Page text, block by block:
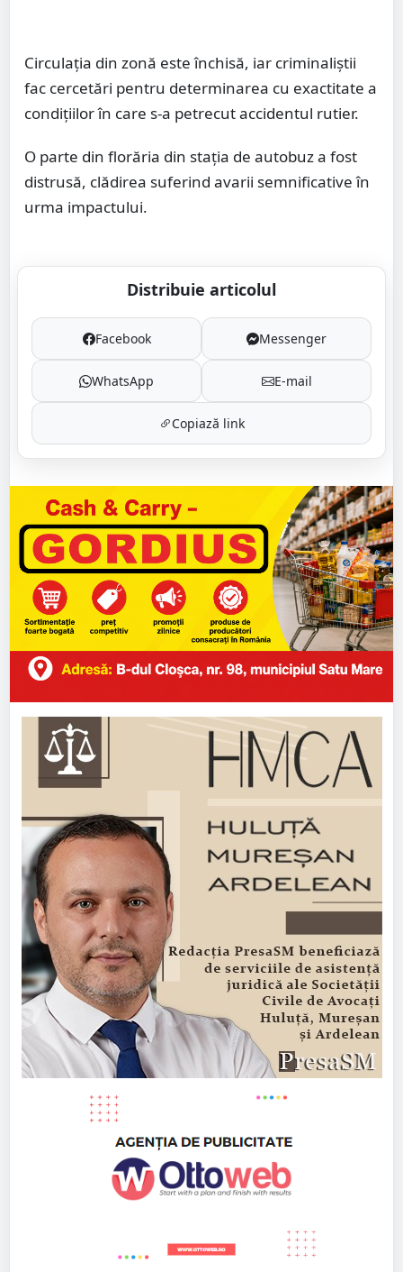
Circulația din zonă este închisă, iar criminaliștii
fac cercetări pentru determinarea cu exactitate a
condițiilor în care s-a petrecut accidentul rutier.
O parte din florăria din stația de autobuz a fost
distrusă, clădirea suferind avarii semnificative în
urma impactului.
Distribuie articolul
Facebook Messenger
WhatsApp E-mail
Copiază link